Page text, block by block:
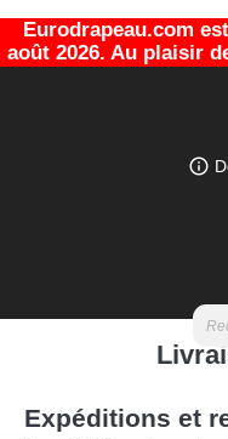
Eurodrapeau.com
août 2026. Au plaisir
info_outline
Expéditions et